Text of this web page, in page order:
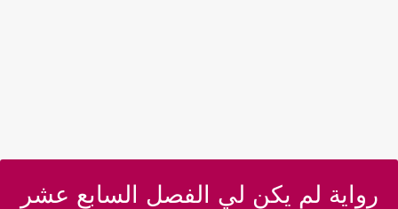
رواية لم يكن لي الفصل السابع عشر